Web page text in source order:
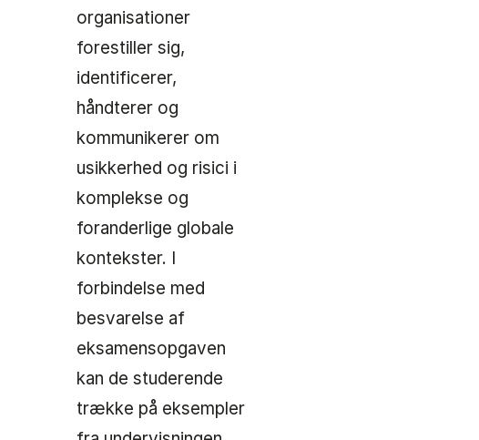
organisationer
forestiller sig,
identificerer,
håndterer og
kommunikerer om
usikkerhed og risici i
komplekse og
foranderlige globale
kontekster. I
forbindelse med
besvarelse af
eksamensopgaven
kan de studerende
trække på eksempler